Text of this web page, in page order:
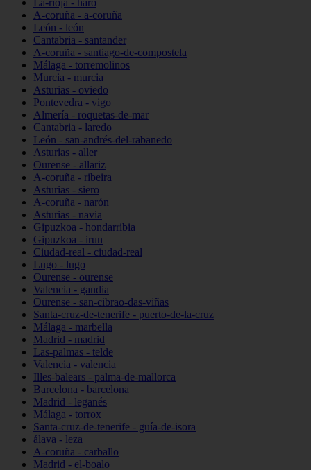
La-rioja - haro
A-coruña - a-coruña
León - león
Cantabria - santander
A-coruña - santiago-de-compostela
Málaga - torremolinos
Murcia - murcia
Asturias - oviedo
Pontevedra - vigo
Almería - roquetas-de-mar
Cantabria - laredo
León - san-andrés-del-rabanedo
Asturias - aller
Ourense - allariz
A-coruña - ribeira
Asturias - siero
A-coruña - narón
Asturias - navia
Gipuzkoa - hondarribia
Gipuzkoa - irun
Ciudad-real - ciudad-real
Lugo - lugo
Ourense - ourense
Valencia - gandia
Ourense - san-cibrao-das-viñas
Santa-cruz-de-tenerife - puerto-de-la-cruz
Málaga - marbella
Madrid - madrid
Las-palmas - telde
Valencia - valencia
Illes-balears - palma-de-mallorca
Barcelona - barcelona
Madrid - leganés
Málaga - torrox
Santa-cruz-de-tenerife - guía-de-isora
álava - leza
A-coruña - carballo
Madrid - el-boalo